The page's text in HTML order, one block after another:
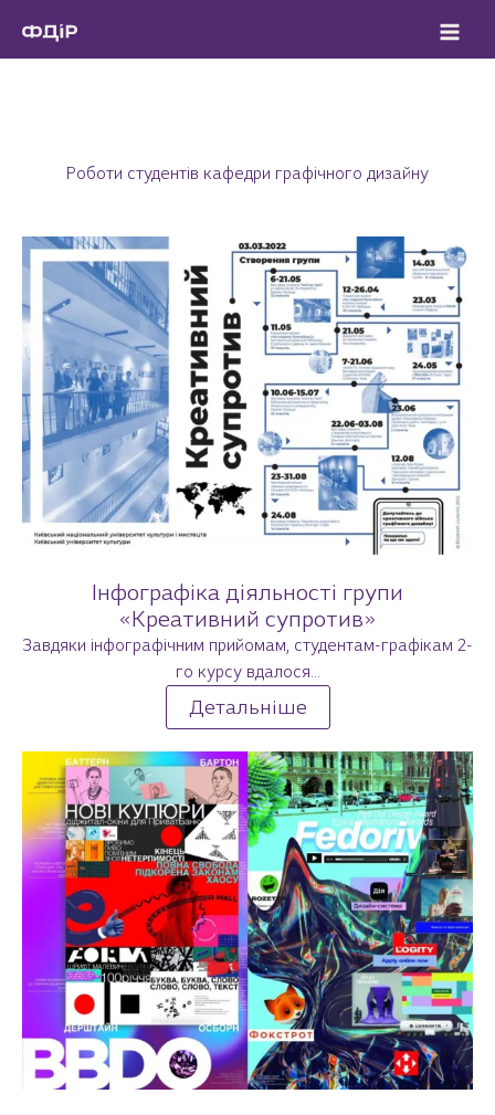
Роботи студентів кафедри графічного дизайну
Інфографіка діяльності групи
«Креативний супротив»
Завдяки інфографічним прийомам, студентам-графікам 2-
го курсу вдалося...
Детальніше